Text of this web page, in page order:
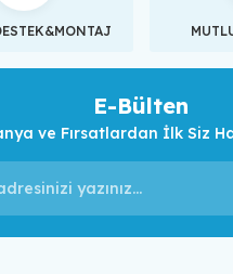
E-Bülten
ve Fırsatlardan İlk Siz